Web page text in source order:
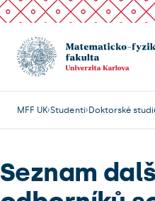
MFF UK Studenti Doktorské
Seznam